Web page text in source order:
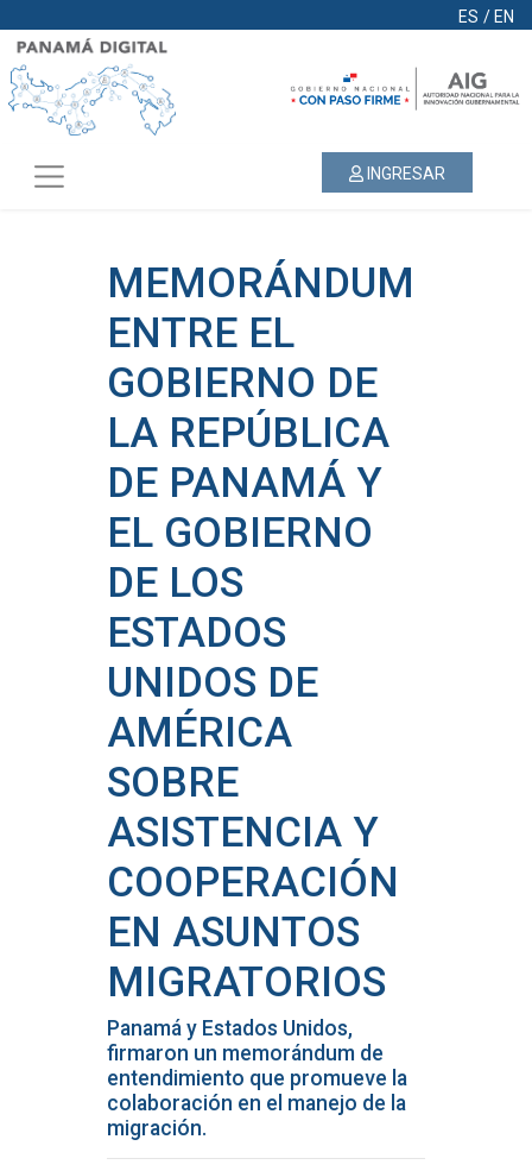
ES / EN
INGRESAR
MEMORÁNDUM
ENTRE EL
GOBIERNO DE
LA REPÚBLICA
DE PANAMÁ Y
EL GOBIERNO
DE LOS
ESTADOS
UNIDOS DE
AMÉRICA
SOBRE
ASISTENCIA Y
COOPERACIÓN
EN ASUNTOS
MIGRATORIOS
Panamá y Estados Unidos,
firmaron un memorándum de
entendimiento que promueve la
colaboración en el manejo de la
migración.